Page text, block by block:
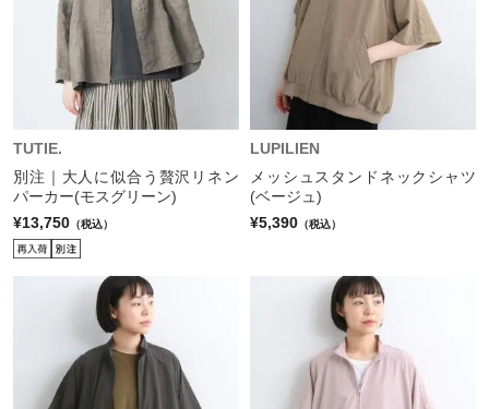
TUTIE.
別注｜大人に似合う贅沢リネン
パーカー(モスグリーン)
¥13,750 （税込）
LUPILIEN
メッシュスタンドネックシャツ
(ベージュ)
¥5,390 （税込）